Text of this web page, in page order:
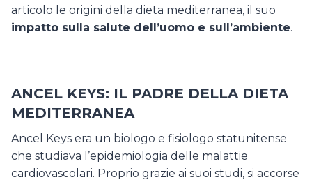
articolo le origini della dieta mediterranea, il suo
impatto sulla salute dell’uomo e sull’ambiente.
ANCEL KEYS: IL PADRE DELLA DIETA
MEDITERRANEA
Ancel Keys era un biologo e fisiologo statunitense
che studiava l’epidemiologia delle malattie
cardiovascolari. Proprio grazie ai suoi studi, si accorse